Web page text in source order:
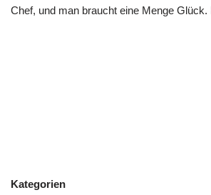
Chef, und man braucht eine Menge
Kategorien